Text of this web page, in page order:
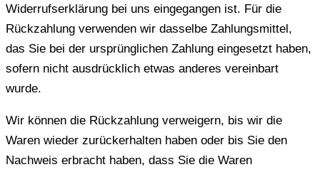
Widerrufserklärung bei uns eingegangen ist. Für die
Rückzahlung verwenden wir dasselbe Zahlungsmittel,
das Sie bei der ursprünglichen Zahlung eingesetzt haben,
sofern nicht ausdrücklich etwas anderes vereinbart
wurde.
Wir können die Rückzahlung verweigern, bis wir die
Waren wieder zurückerhalten haben oder bis Sie den
Nachweis erbracht haben, dass Sie die Waren